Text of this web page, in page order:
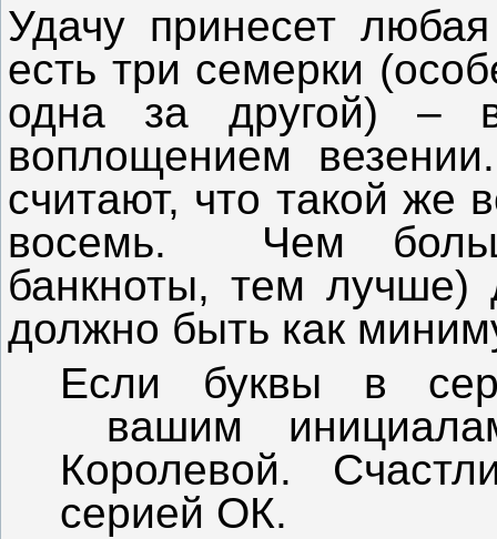
Удачу принесет
есть три семерки
одна за другой) –
воплощением
считают, что такой же
восемь.
Чем
банкноты, тем лучше)
должно быть как
Если буквы в
вашим
Королевой.
серией ОК.